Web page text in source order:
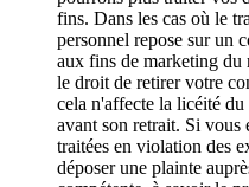
fins. Dans les cas où le
personnel repose sur un
aux fins de marketing du
le droit de retirer votre
cela n'affecte la licéité
avant son retrait. Si vous
traitées en violation des
déposer une plainte